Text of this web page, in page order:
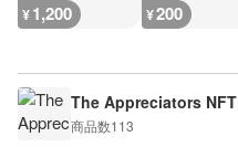
¥1,200 ¥200
The Appreciators NFT
商品数113